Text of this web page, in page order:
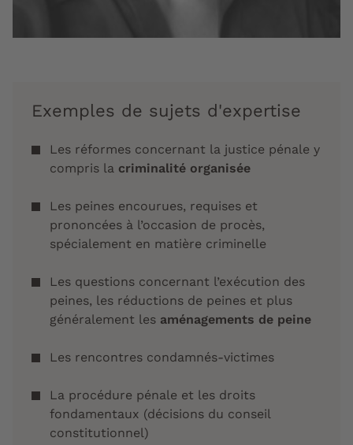
Exemples de sujets d'expertise
Les réformes concernant la justice pénale y
compris la criminalité organisée
Les peines encourues, requises et
prononcées à l’occasion de procès,
spécialement en matière criminelle
Les questions concernant l’exécution des
peines, les réductions de peines et plus
généralement les aménagements de peine
Les rencontres condamnés-victimes
La procédure pénale et les droits
fondamentaux (décisions du conseil
constitutionnel)